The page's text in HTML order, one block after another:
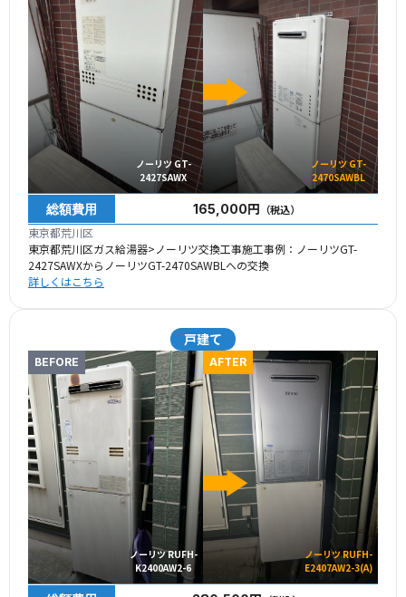
ノーリツ GT-
2427SAWX
ノーリツ GT-
2470SAWBL
総額費用 165,000円 （税込）
東京都荒川区
東京都荒川区ガス給湯器>ノーリツ交換工事施工事例：ノーリツGT-
2427SAWXからノーリツGT-2470SAWBLへの交換
詳しくはこちら
戸建て
BEFORE
ノーリツ RUFH-
K2400AW2-6
AFTER
ノーリツ RUFH-
E2407AW2-3(A)